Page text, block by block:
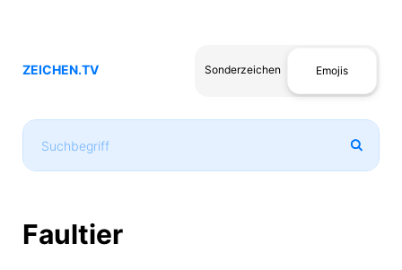
ZEICHEN.TV Sonderzeichen Emojis
Faultier